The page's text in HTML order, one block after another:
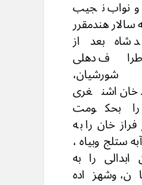
ونواب نجیب
سالار هندمقرر
شاه بعد از
دهلی
شورشیان،
اشنغری
را بحکومت
خان را به
ستلج وبیاه ،
را به
وشهزاده